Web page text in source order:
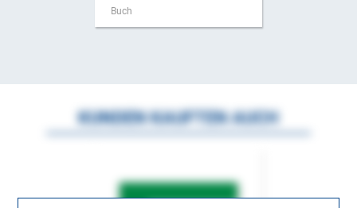
Buch
KUNDEN KAUFTEN AUCH